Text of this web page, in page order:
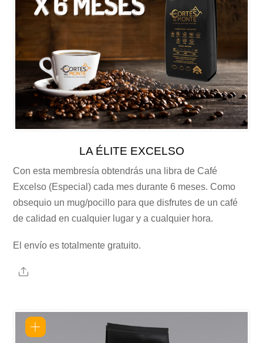
LA ÉLITE EXCELSO
Con esta membresía obtendrás una libra de Café
Excelso (Especial) cada mes durante 6 meses. Como
obsequio un mug/pocillo para que disfrutes de un café
de calidad en cualquier lugar y a cualquier hora.
El envío es totalmente gratuito.
Share